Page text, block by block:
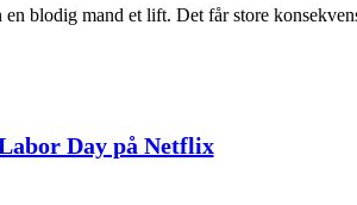
blodig mand et lift. Det får store
Day på Netflix